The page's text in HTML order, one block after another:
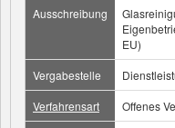
Ausschreibung
EU)
Vergabestelle
Verfahrensart
Offenes